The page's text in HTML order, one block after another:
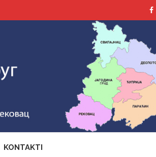
KONTAKTI